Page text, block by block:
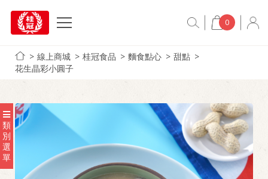
0
線上商城 桂冠食品 麵食點心
甜點
花生晶彩小圓子
類
別
選
單